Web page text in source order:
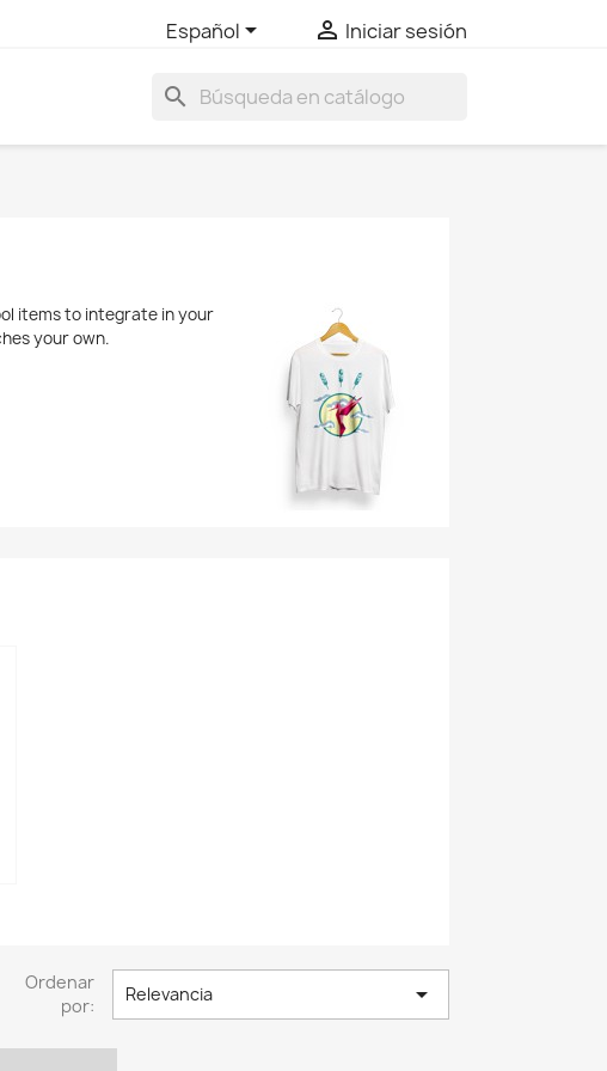
Español  Iniciar sesión
search
items to integrate in your
your own.
Ordenar
por:
Relevancia 